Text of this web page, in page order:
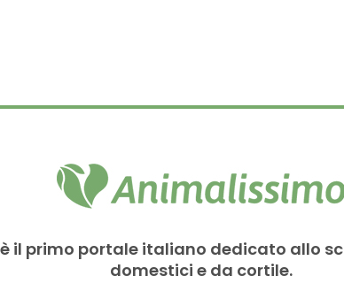
il primo portale italiano dedicato allo
domestici e da cortile.